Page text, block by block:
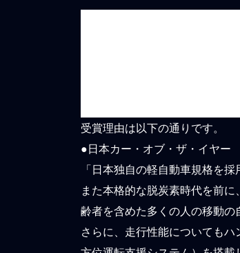
受賞理由は以下の通りです。
●日本カー・オブ・ザ・イヤー
「日本独自の軽自動車規格を
また本格的な脱炭素時代を前
齢者を含めた多くの人の移動の
さらに、走行性能についても